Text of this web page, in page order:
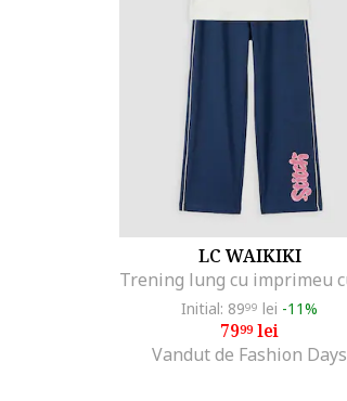
LC WAIKIKI
Initial: 8999 lei -11%
7999lei
Vandut de Fashion Days